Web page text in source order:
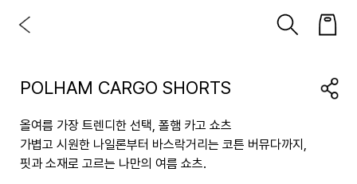
POLHAM CARGO SHORTS
올여름 가장 트렌디한 선택, 폴햄 카고 쇼츠
가볍고 시원한 나일론부터 바스락거리는 코튼 버뮤다까지,
핏과 소재로 고르는 나만의 여름 쇼츠.